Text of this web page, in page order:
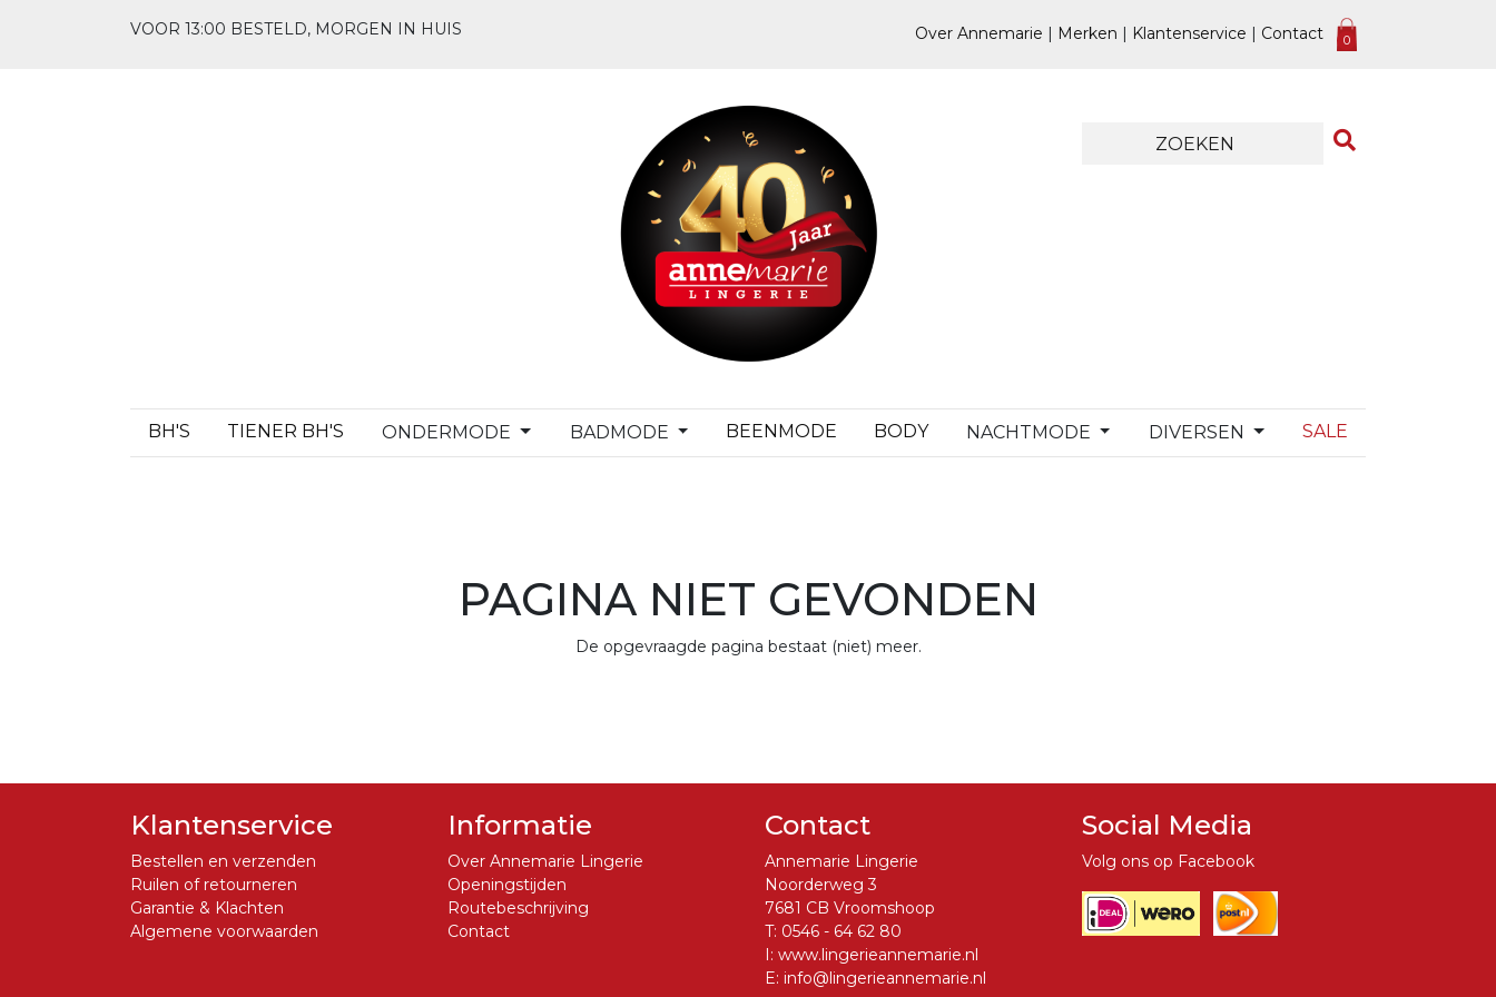
VOOR 13:00 BESTELD, MORGEN IN HUIS Over Annemarie | Merken | Klantenservice | Contact 0
BH'S TIENER BH'S ONDERMODE BADMODE BEENMODE BODY NACHTMODE DIVERSEN SALE
PAGINA NIET GEVONDEN
De opgevraagde pagina bestaat (niet) meer.
Klantenservice
Bestellen en verzenden
Ruilen of retourneren
Garantie & Klachten
Algemene voorwaarden
Informatie
Over Annemarie Lingerie
Openingstijden
Routebeschrijving
Contact
Contact
Annemarie Lingerie
Noorderweg 3
7681 CB Vroomshoop
T: 0546 - 64 62 80
I: www.lingerieannemarie.nl
E: info@lingerieannemarie.nl
Social Media
Volg ons op Facebook